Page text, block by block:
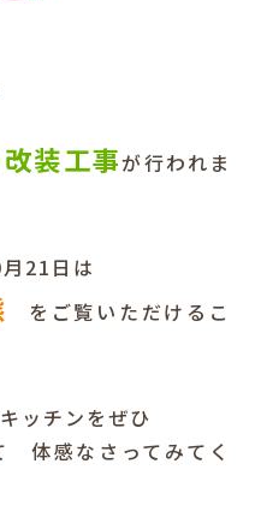
装工事が行われま
21日は
をご覧いただけるこ
ッチンをぜひ
体感なさってみてく